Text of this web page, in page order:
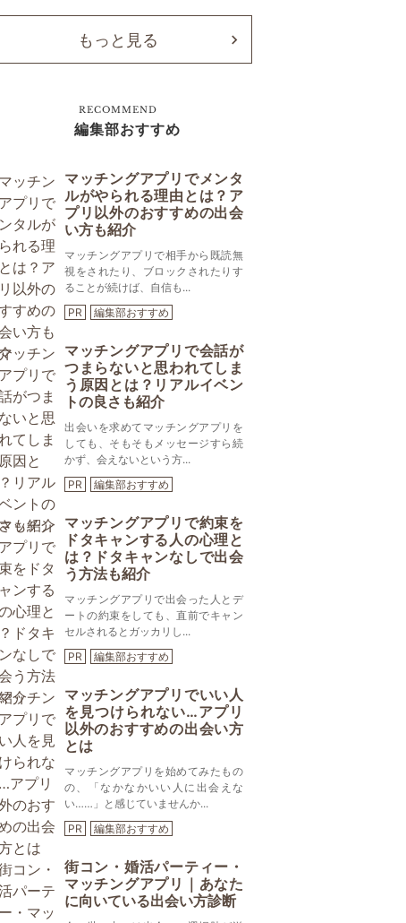
もっと見る
RECOMMEND
編集部おすすめ
マッチングアプリでメンタ
ルがやられる理由とは？ア
プリ以外のおすすめの出会
い方も紹介
マッチングアプリで相手から既読無
視をされたり、ブロックされたりす
ることが続けば、自信も...
PR
編集部おすすめ
マッチングアプリで会話が
つまらないと思われてしま
う原因とは？リアルイベン
トの良さも紹介
出会いを求めてマッチングアプリを
しても、そもそもメッセージすら続
かず、会えないという方...
PR
編集部おすすめ
マッチングアプリで約束を
ドタキャンする人の心理と
は？ドタキャンなしで出会
う方法も紹介
マッチングアプリで出会った人とデ
ートの約束をしても、直前でキャン
セルされるとガッカリし...
PR
編集部おすすめ
マッチングアプリでいい人
を見つけられない…アプリ
以外のおすすめの出会い方
とは
マッチングアプリを始めてみたもの
の、「なかなかいい人に出会えな
い……」と感じていませんか...
PR
編集部おすすめ
街コン・婚活パーティー・
マッチングアプリ｜あなた
に向いている出会い方診断